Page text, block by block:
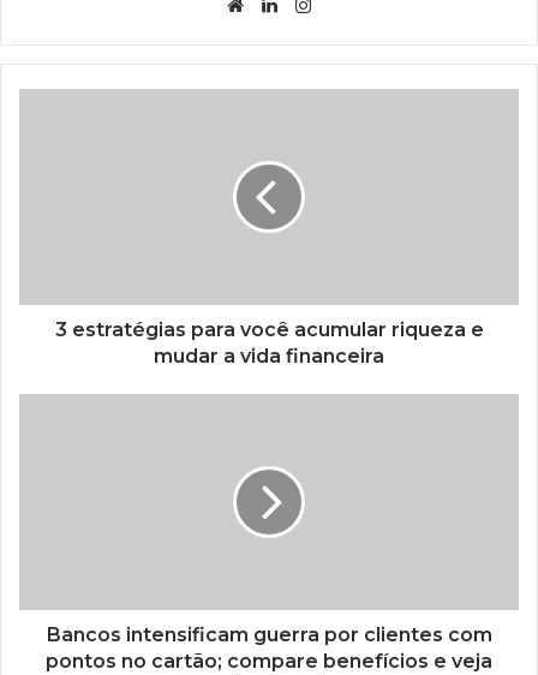
WebsiteLinkedin
3 estratégias para você acumular riqueza e
mudar a vida financeira
Bancos intensificam guerra por clientes com
pontos no cartão; compare benefícios e veja